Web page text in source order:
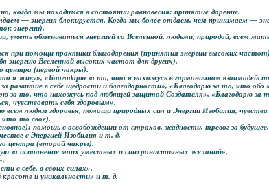
когда мы находимся в состоянии равновесия: принятие-дарение.
— энергия блокируется. Когда мы более отдаем, чем принимаем —
энергии).
уметь обмениваться энергией со Вселенной, людьми, природой, всем
при помощи практики благодарения (принятия энергии высоких
энергию Вселенной высоких частот для других).
центра (первой чакры).
я живу», «Благодарю за то, что я нахожусь в гармоничном
развитие в себе щедрости и благодарности», «Благодарю за то, что обо
за то, что нахожусь под любящей защитой Создателя», «Благодарю за
чувствовать себя здоровым».
людям здоровья, помощи природных сил и Энергии Изобилия, чувства
то свое).
помощь в освобождении от страхов, жадности, тревог за
с Энергией Изобилия и т. д.
центра (второй чакры).
за исполнение моих уместных и синхронистичных желаний»,
в себе, в своих силах»,
красоте и уникальности» и т. д.